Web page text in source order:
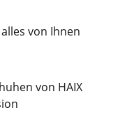
von Ihnen
von HAIX